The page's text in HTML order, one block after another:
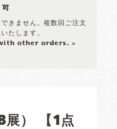
きません。複数回ご注文
たします。
other orders. >
展） 【1点